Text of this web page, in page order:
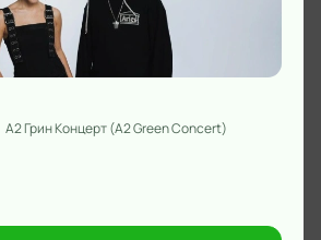
А2 Грин Концерт (A2 Green Concert)